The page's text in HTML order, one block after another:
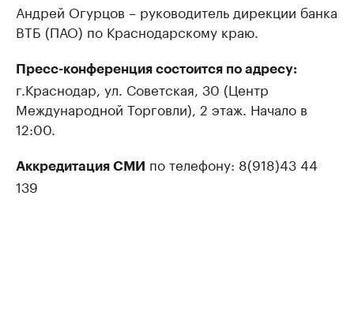
Андрей Огурцов – руководитель дирекции банка
ВТБ (ПАО) по Краснодарскому краю.
Пресс-конференция состоится по адресу:
г.Краснодар, ул. Советская, 30 (Центр
Международной Торговли), 2 этаж. Начало в
12:00.
Аккредитация СМИ по телефону: 8(918)43 44
139